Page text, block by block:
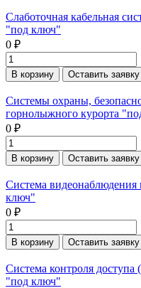
Слаботочная кабельная
"под ключ"
0 ₽
В корзину Оставить заявку
Системы охраны,
горнолыжного курорта
0 ₽
В корзину Оставить заявку
Система
ключ"
0 ₽
В корзину Оставить заявку
Система контроля
"под ключ"